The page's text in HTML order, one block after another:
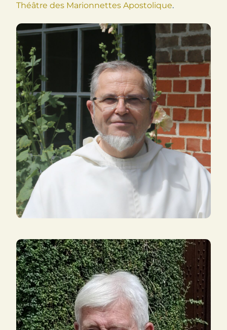
Théâtre des Marionnettes Apostolique.